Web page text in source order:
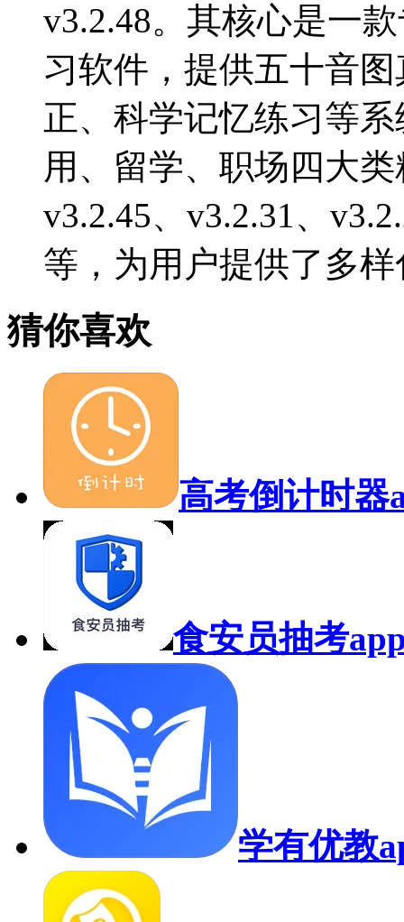
v3.2.48。其核心是一
习软件，提供五十音
正、科学记忆练习等
用、留学、职场四大
v3.2.45、v3.2.31、
等，为用户提供了多
猜你喜欢
高考倒计时器
食安员抽考
学有优教